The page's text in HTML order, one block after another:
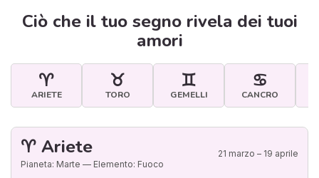
Ciò che il tuo segno rivela dei tuoi
amori
♈
ARIETE
♉
TORO
♊
GEMELLI
♋
CANCRO
♈ Ariete
Pianeta: Marte — Elemento: Fuoco
21 marzo – 19 aprile